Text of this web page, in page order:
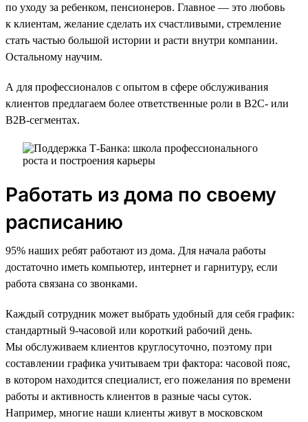
по уходу за ребенком, пенсионеров. Главное — это любовь
к клиентам, желание сделать их счастливыми, стремление
стать частью большой истории и расти внутри компании.
Остальному научим.
А для профессионалов с опытом в сфере обслуживания
клиентов предлагаем более ответственные роли в B2C- или
B2B-сегментах.
Работать из дома по своему
расписанию
95% наших ребят работают из дома. Для начала работы
достаточно иметь компьютер, интернет и гарнитуру, если
работа связана со звонками.
Каждый сотрудник может выбрать удобный для себя график:
стандартный 9-часовой или короткий рабочий день.
Мы обслуживаем клиентов круглосуточно, поэтому при
составлении графика учитываем три фактора: часовой пояс,
в котором находится специалист, его пожелания по времени
работы и активность клиентов в разные часы суток.
Например, многие наши клиенты живут в московском